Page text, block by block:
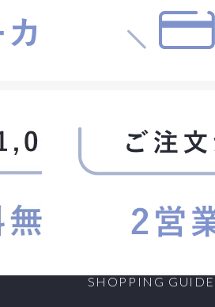
SHOPPING GUIDE